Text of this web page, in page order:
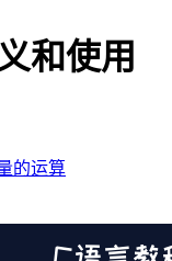
和使用
的运算